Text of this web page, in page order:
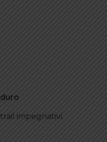
impegnativi.